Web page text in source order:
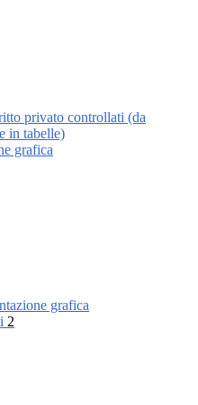
privato controllati (da
in tabelle)
grafica
grafica
2